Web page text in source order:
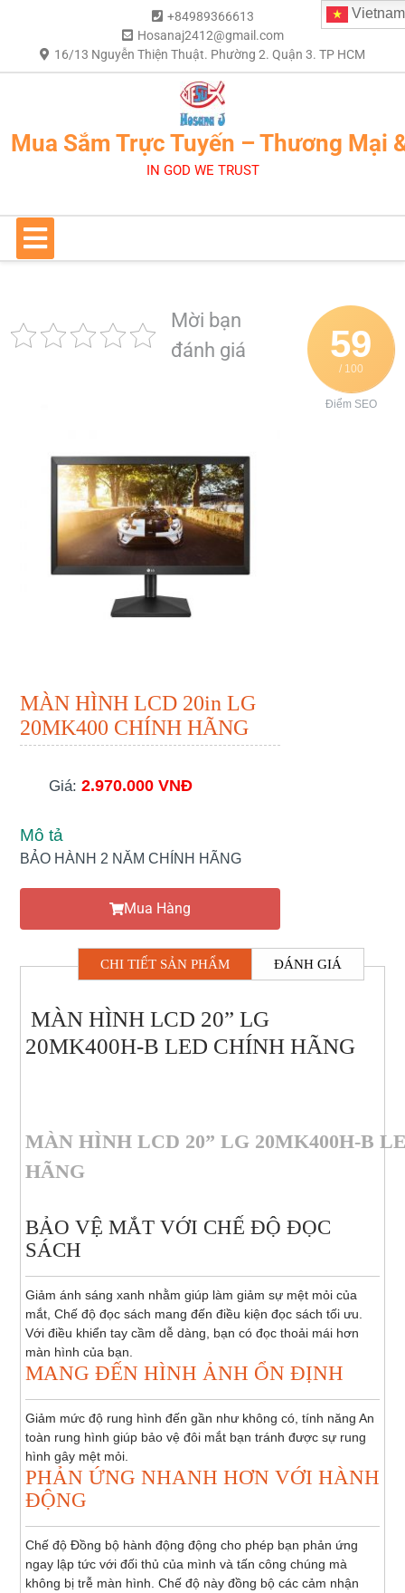
+84989366613
Hosanaj2412@gmail.com
16/13 Nguyễn Thiện Thuật. Phường 2. Quận 3. TP HCM
Mua Sắm Trực Tuyến – Thương Mại
IN GOD WE TRUST
59
/ 100
Điểm SEO
Mời bạn
đánh giá
MÀN HÌNH LCD 20in LG
20MK400 CHÍNH HÃNG
Giá: 2.970.000 VNĐ
Mô tả
BẢO HÀNH 2 NĂM CHÍNH HÃNG
Mua Hàng
CHI TIẾT SẢN PHẨM ĐÁNH GIÁ
MÀN HÌNH LCD 20” LG
20MK400H-B LED CHÍNH HÃNG
MÀN HÌNH LCD 20” LG 20MK400H-B
HÃNG
BẢO VỆ MẮT VỚI CHẾ ĐỘ ĐỌC
SÁCH
Giảm ánh sáng xanh nhằm giúp làm giảm sự mệt mỏi của
mắt, Chế độ đọc sách mang đến điều kiện đọc sách tối ưu.
Với điều khiển tay cầm dễ dàng, bạn có đọc thoải mái hơn
màn hình của bạn.
MANG ĐẾN HÌNH ẢNH ỔN ĐỊNH
Giảm mức độ rung hình đến gần như không có, tính năng An
toàn rung hình giúp bảo vệ đôi mắt bạn tránh được sự rung
hình gây mệt mỏi.
PHẢN ỨNG NHANH HƠN VỚI HÀNH
ĐỘNG
Chế độ Đồng bộ hành động động cho phép bạn phản ứng
ngay lập tức với đối thủ của mình và tấn công chúng mà
không bị trễ màn hình. Chế độ này đồng bộ các cảm nhận